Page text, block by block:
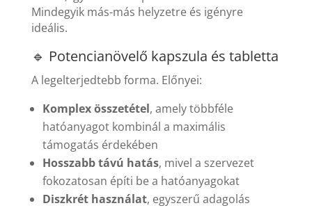
Mindegyik más-más helyzetre és igényre
ideális.
🔹 Potencianövelő kapszula és tabletta
A legelterjedtebb forma. Előnyei:
Komplex összetétel, amely többféle
hatóanyagot kombinál a maximális
támogatás érdekében
Hosszabb távú hatás, mivel a szervezet
fokozatosan építi be a hatóanyagokat
Diszkrét használat, egyszerű adagolás